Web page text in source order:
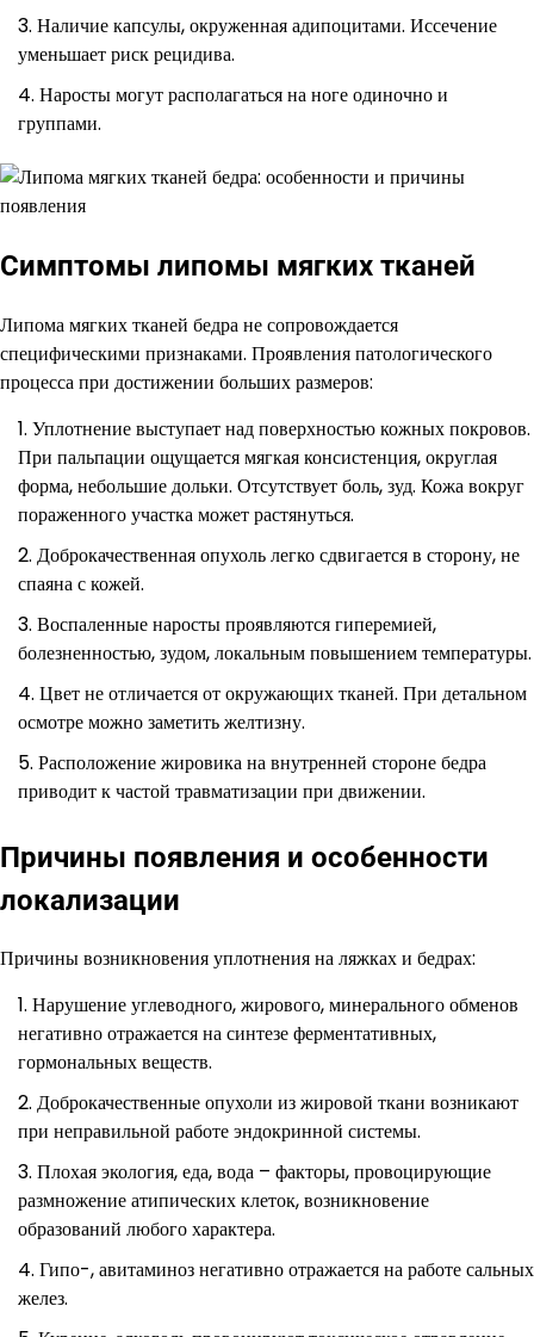
Наличие капсулы, окруженная адипоцитами. Иссечение
уменьшает риск рецидива.
Наросты могут располагаться на ноге одиночно и
группами.
Симптомы липомы мягких тканей
Липома мягких тканей бедра не сопровождается
специфическими признаками. Проявления патологического
процесса при достижении больших размеров:
Уплотнение выступает над поверхностью кожных покровов.
При пальпации ощущается мягкая консистенция, округлая
форма, небольшие дольки. Отсутствует боль, зуд. Кожа вокруг
пораженного участка может растянуться.
Доброкачественная опухоль легко сдвигается в сторону, не
спаяна с кожей.
Воспаленные наросты проявляются гиперемией,
болезненностью, зудом, локальным повышением температуры.
Цвет не отличается от окружающих тканей. При детальном
осмотре можно заметить желтизну.
Расположение жировика на внутренней стороне бедра
приводит к частой травматизации при движении.
Причины появления и особенности
локализации
Причины возникновения уплотнения на ляжках и бедрах:
Нарушение углеводного, жирового, минерального обменов
негативно отражается на синтезе ферментативных,
гормональных веществ.
Доброкачественные опухоли из жировой ткани возникают
при неправильной работе эндокринной системы.
Плохая экология, еда, вода – факторы, провоцирующие
размножение атипических клеток, возникновение
образований любого характера.
Гипо-, авитаминоз негативно отражается на работе сальных
желез.